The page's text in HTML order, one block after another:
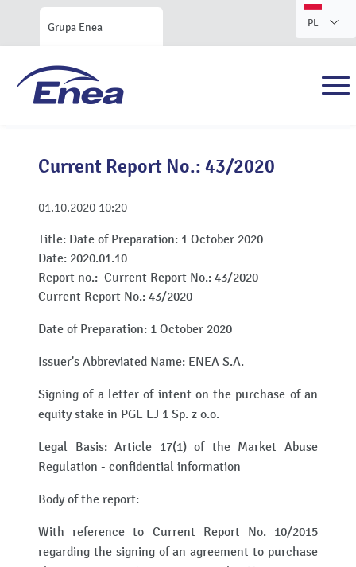
Grupa Enea PL
Current Report No.: 43/2020
01.10.2020 10:20
Title: Date of Preparation: 1 October 2020
Date: 2020.01.10
Report no.: Current Report No.: 43/2020
Current Report No.: 43/2020
Date of Preparation: 1 October 2020
Issuer's Abbreviated Name: ENEA S.A.
Signing of a letter of intent on the purchase of an
equity stake in PGE EJ 1 Sp. z o.o.
Legal Basis: Article 17(1) of the Market Abuse
Regulation - confidential information
Body of the report:
With reference to Current Report No. 10/2015
regarding the signing of an agreement to purchase